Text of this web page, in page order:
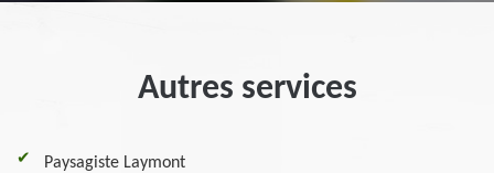
Autres services
Paysagiste Laymont